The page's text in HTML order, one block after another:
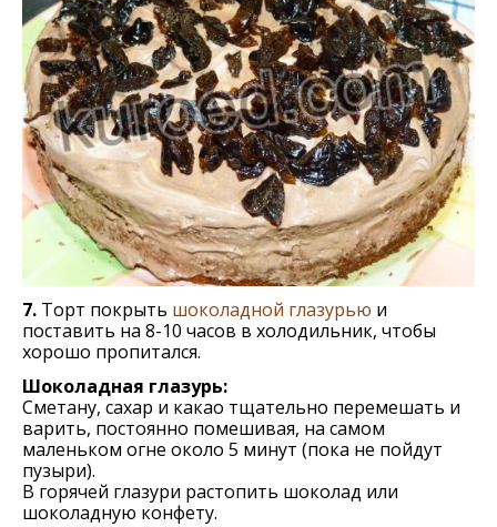
7. Торт покрыть шоколадной глазурью и
поставить на 8-10 часов в холодильник, чтобы
хорошо пропитался.
Шоколадная глазурь:
Сметану, сахар и какао тщательно перемешать и
варить, постоянно помешивая, на самом
маленьком огне около 5 минут (пока не пойдут
пузыри).
В горячей глазури растопить шоколад или
шоколадную конфету.